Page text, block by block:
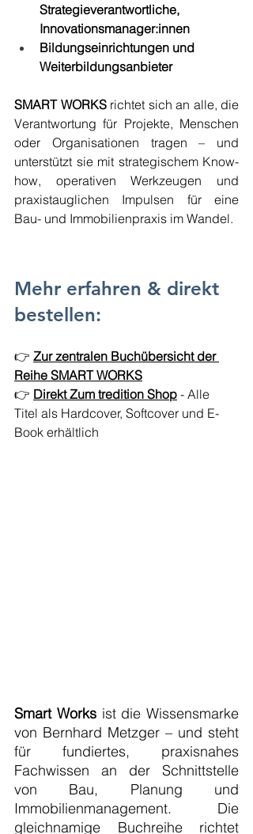
Strategieverantwortliche,
Innovationsmanager:innen
Bildungseinrichtungen und
Weiterbildungsanbieter
SMART WORKS richtet sich an alle, die
Verantwortung für Projekte, Menschen
oder Organisationen tragen – und
unterstützt sie mit strategischem Know-
how, operativen Werkzeugen und
praxistauglichen Impulsen für eine
Bau- und Immobilienpraxis im Wandel.
Mehr erfahren & direkt
bestellen:
👉 Zur zentralen Buchübersicht der
Reihe SMART WORKS
👉 Direkt Zum tredition Shop - Alle
Titel als Hardcover, Softcover und E-
Book erhältlich
Smart Works ist die Wissensmarke
von Bernhard Metzger – und steht
für fundiertes, praxisnahes
Fachwissen an der Schnittstelle
von Bau, Planung und
Immobilienmanagement. Die
gleichnamige Buchreihe richtet